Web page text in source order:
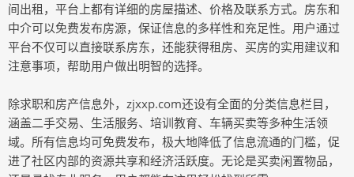
间出租，平台上都有详细的房屋描述、价格及联系方式。房东和
中介可以免费发布房源，保证信息的多样性和充足性。用户通过
平台不仅可以直接联系房东，还能获得租房、买房的实用建议和
注意事项，帮助用户做出明智的选择。
除求职和房产信息外，zjxxp.com还设有全面的分类信息栏目，
涵盖二手交易、生活服务、培训教育、车辆买卖等多种生活领
域。所有信息均可免费发布，极大地降低了信息流通的门槛，促
进了社区内部的资源共享和经济活跃度。无论是买卖闲置物品，